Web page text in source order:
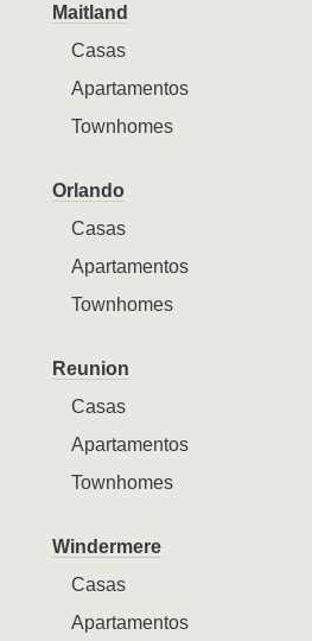
Maitland
Casas
Apartamentos
Townhomes
Orlando
Casas
Apartamentos
Townhomes
Reunion
Casas
Apartamentos
Townhomes
Windermere
Casas
Apartamentos